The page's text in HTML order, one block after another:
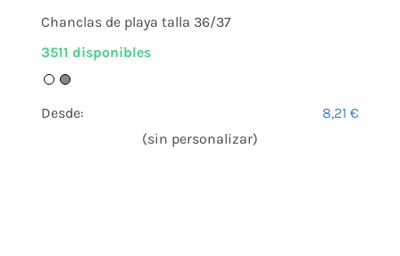
Chanclas de playa talla 36/37
3511 disponibles
Desde: 8,21€
(sin personalizar)